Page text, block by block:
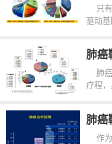
只有
驱动
肺癌
肺癌
疗程
肺癌
作为